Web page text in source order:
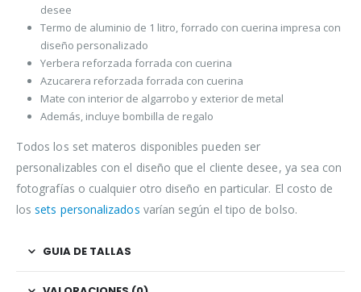
desee
Termo de aluminio de 1 litro, forrado con cuerina impresa con
diseño personalizado
Yerbera reforzada forrada con cuerina
Azucarera reforzada forrada con cuerina
Mate con interior de algarrobo y exterior de metal
Además, incluye bombilla de regalo
Todos los set materos disponibles pueden ser
personalizables con el diseño que el cliente desee, ya sea con
fotografías o cualquier otro diseño en particular. El costo de
lossets personalizados varían según el tipo de bolso.
GUIA DE TALLAS